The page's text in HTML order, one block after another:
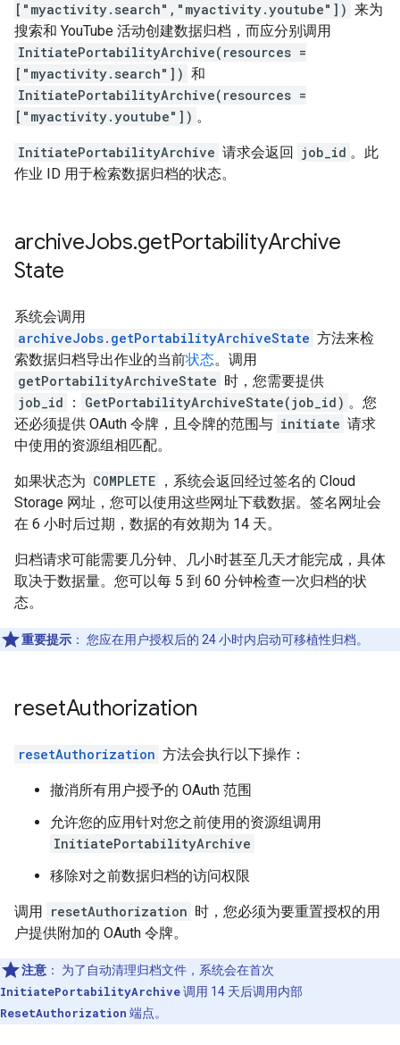
["myactivity.search","myactivity.youtube"]) 来为
搜索和 YouTube 活动创建数据归档，而应分别调用
InitiatePortabilityArchive(resources =
["myactivity.search"]) 和
InitiatePortabilityArchive(resources =
["myactivity.youtube"]) 。
InitiatePortabilityArchive 请求会返回 job_id 。此
作业 ID 用于检索数据归档的状态。
archiveJobs.getPortabilityArchive
State
系统会调用
archiveJobs.getPortabilityArchiveState 方法来检
索数据归档导出作业的当前状态。调用
getPortabilityArchiveState 时，您需要提供
job_id
： GetPortabilityArchiveState(job_id) 。您
还必须提供 OAuth 令牌，且令牌的范围与 initiate 请求
中使用的资源组相匹配。
如果状态为 COMPLETE ，系统会返回经过签名的 Cloud
Storage 网址，您可以使用这些网址下载数据。签名网址会
在 6 小时后过期，数据的有效期为 14 天。
归档请求可能需要几分钟、几小时甚至几天才能完成，具体
取决于数据量。您可以每 5 到 60 分钟检查一次归档的状
态。
重要提示 ： 您应在用户授权后的 24 小时内启动可移植性归档。
resetAuthorization
resetAuthorization 方法会执行以下操作：
撤消所有用户授予的 OAuth 范围
允许您的应用针对您之前使用的资源组调用
InitiatePortabilityArchive
移除对之前数据归档的访问权限
调用 resetAuthorization 时，您必须为要重置授权的用
户提供附加的 OAuth 令牌。
注意 ：
为了自动清理归档文件，系统会在首次
InitiatePortabilityArchive调用 14 天后调用内部
ResetAuthorization 端点。